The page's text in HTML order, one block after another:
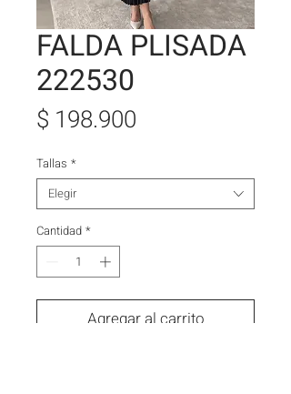
FALDA PLISADA
222530
$ 198.900
Tallas *
Elegir
Cantidad *
Agregar al carrito